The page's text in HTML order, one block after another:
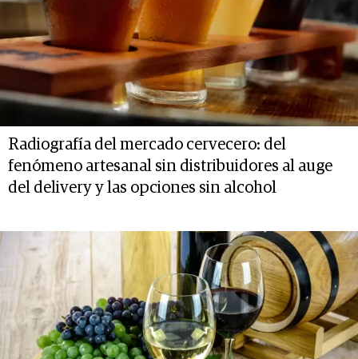
Radiografía del mercado cervecero: del
fenómeno artesanal sin distribuidores al auge
del delivery y las opciones sin alcohol